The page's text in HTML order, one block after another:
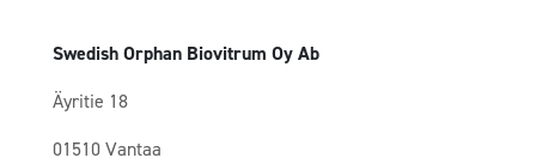
Swedish Orphan Biovitrum Oy Ab
Äyritie 18
01510 Vantaa